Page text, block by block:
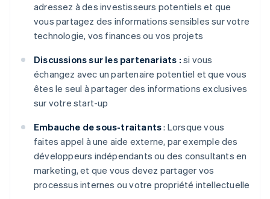
adressez à des investisseurs potentiels et que
vous partagez des informations sensibles sur votre
technologie, vos finances ou vos projets
Discussions sur les partenariats : si vous
échangez avec un partenaire potentiel et que vous
êtes le seul à partager des informations exclusives
sur votre start-up
Embauche de sous-traitants: Lorsque vous
faites appel à une aide externe, par exemple des
développeurs indépendants ou des consultants en
marketing, et que vous devez partager vos
processus internes ou votre propriété intellectuelle